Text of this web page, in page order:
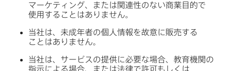
マーケティング、​または​関連性の​ない​商業目的で​
使用する​ことは​ありません。
当社は、​未成年者の​個人情報を​故意に​販売する​
ことは​ありません。
当社は、​サービスの​提供に​必要な​場合、​教育機関の​
指示に​よる​場合、​または​法律で​許可も​しくは​